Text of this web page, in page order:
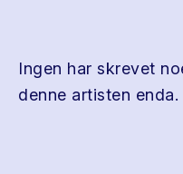
Ingen har skrevet
denne artisten enda.